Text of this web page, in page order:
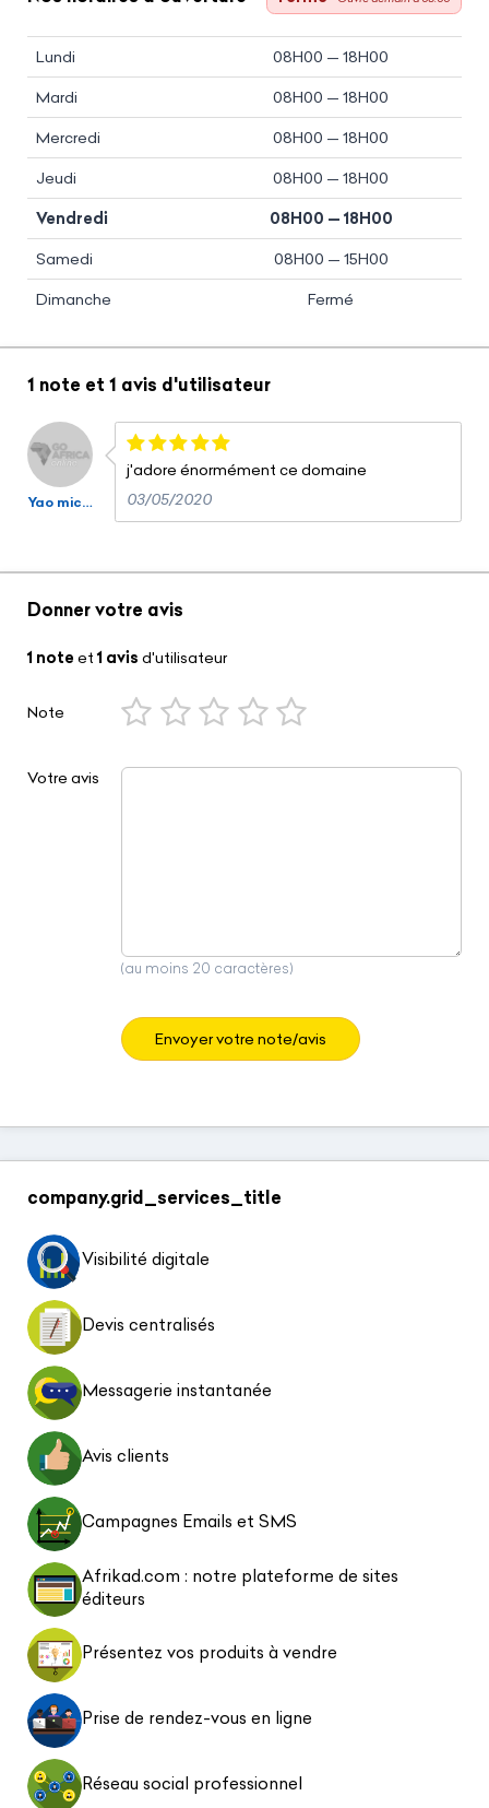
Lundi 08H00 — 18H00
Mardi 08H00 — 18H00
Mercredi 08H00 — 18H00
Jeudi 08H00 — 18H00
Vendredi 08H00 — 18H00
Samedi 08H00 — 15H00
Dimanche Fermé
1 note et 1 avis d'utilisateur
Yao michel Amany
j'adore énormément ce domaine
03/05/2020
Donner votre avis
1 note et1 avis d'utilisateur
Note
Votre avis
(au moins 20 caractères)
Envoyer votre note/avis
company.grid_services_title
Visibilité digitale
Devis centralisés
Messagerie instantanée
Avis clients
Campagnes Emails et SMS
Afrikad.com : notre plateforme de sites
éditeurs
Présentez vos produits à vendre
Prise de rendez-vous en ligne
Réseau social professionnel